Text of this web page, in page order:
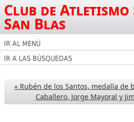
Club de Atletismo
San Blas
IR AL MENÚ
IR A LAS BÚSQUEDAS
« Rubén de los Santos, medalla de
Caballero, Jorge Mayoral y